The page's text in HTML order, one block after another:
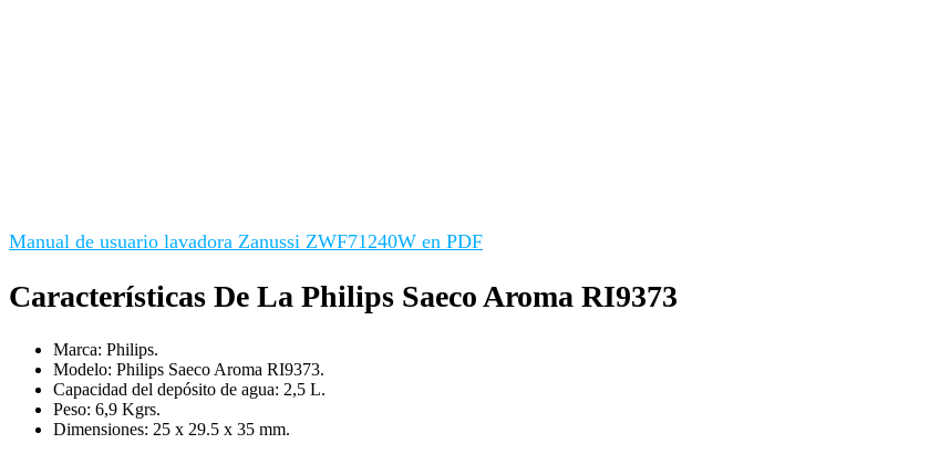
Manual de usuario lavadora Zanussi ZWF71240W en PDF
Características De La Philips Saeco Aroma RI9373
Marca: Philips.
Modelo: Philips Saeco Aroma RI9373.
Capacidad del depósito de agua: 2,5 L.
Peso: 6,9 Kgrs.
Dimensiones: 25 x 29.5 x 35 mm.